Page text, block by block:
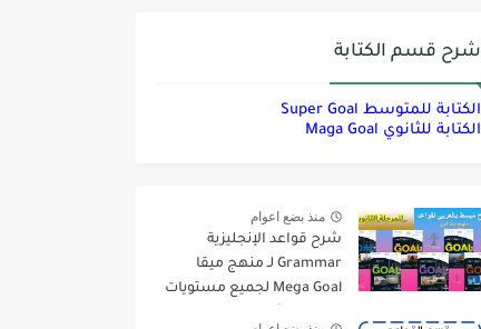
شرح قسم الكتابة
الكتابة للمتوسط Super Goal
الكتابة للثانوي Maga Goal
منذ بضع اعوام
شرح قواعد الإنجليزية
Grammar لـ منهج ميقا
Mega Goal لجميع مستويات